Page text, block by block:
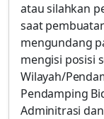
atau silahkan
saat
mengundang
mengisi posisi
Wilayah/
Pendamping
Adminitrasi